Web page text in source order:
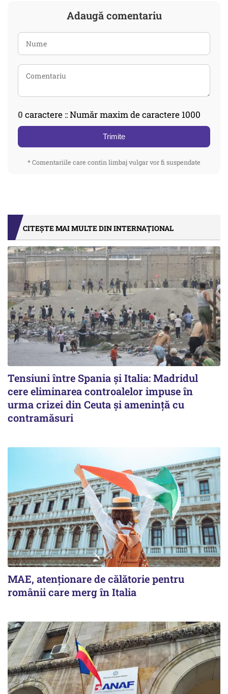
Adaugă comentariu
0 caractere :: Număr maxim de caractere 1000
Trimite
* Comentariile care contin limbaj vulgar vor fi suspendate
CITEȘTE MAI MULTE DIN INTERNAȚIONAL
Tensiuni între Spania și Italia: Madridul
cere eliminarea controalelor impuse în
urma crizei din Ceuta și amenință cu
contramăsuri
MAE, atenționare de călătorie pentru
românii care merg în Italia